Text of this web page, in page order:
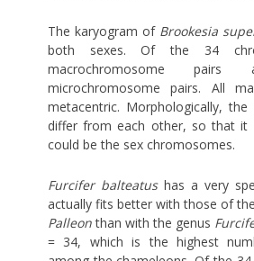
The karyogram of Brookesia
both sexes. Of the 34
macrochromosome
microchromosome pairs. All
metacentric. Morphologically,
differ from each other, so that it
could be the sex chromosomes.
Furcifer balteatushas a very
actually fits better with those of
Palleonthan with the genus
= 34, which is the highest